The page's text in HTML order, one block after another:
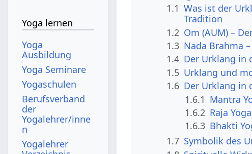
1.1 Was ist der
Tradition
1.2 Om (AUM) –
1.3 Nada Brahma
1.4 Der Urklang in
1.5 Urklang und
1.6 Der Urklang in
1.6.1 Mantra
1.6.2 Raja Yoga
1.6.3 Bhakti
1.7 Symbolik des
Yoga lernen
Yoga
Ausbildung
Yoga Seminare
Yogaschulen
Berufsverband
der
Yogalehrer/inne
n
Yogalehrer